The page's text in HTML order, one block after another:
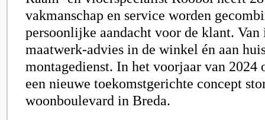
vakmanschap en service worden
persoonlijke aandacht voor de klant. Van
maatwerk-advies in de winkel én aan
montagedienst. In het voorjaar van 2024
een nieuwe toekomstgerichte concept
woonboulevard in Breda.